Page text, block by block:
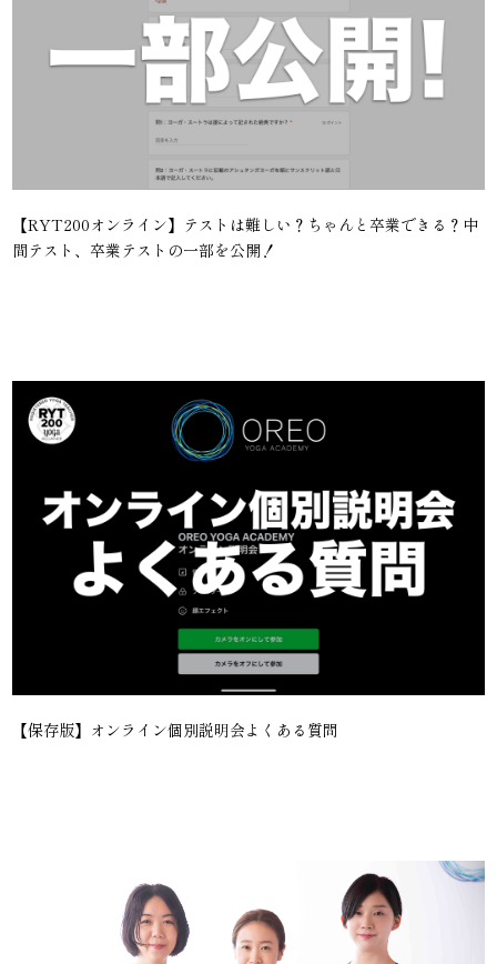
【RYT200オンライン】テストは難しい？ちゃんと卒業できる？中
間テスト、卒業テストの一部を公開！
【保存版】オンライン個別説明会よくある質問